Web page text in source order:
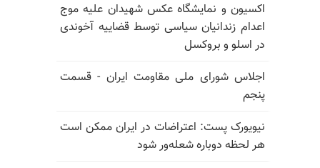
اکسیون و نمایشگاه عکس شهیدان علیه موج
اعدام زندانیان سیاسی توسط قضاییه آخوندی
در اسلو و بروکسل
اجلاس شورای ملی مقاومت ایران - قسمت
پنجم
نیویورک پست: اعتراضات در ایران ممکن است
هر لحظه دوباره شعله‌ور شود